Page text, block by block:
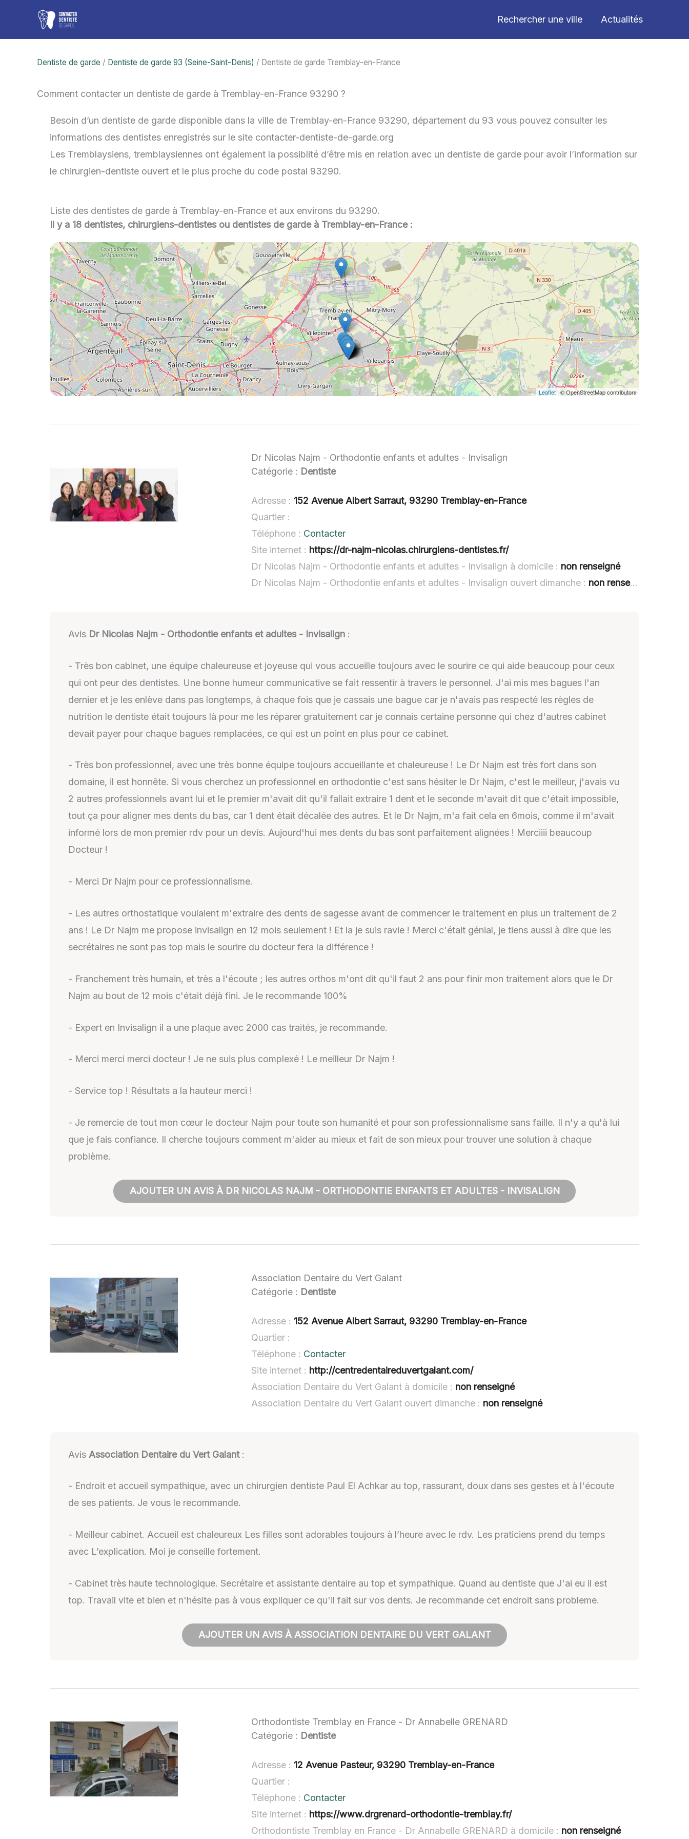
contenu
Rechercher une ville Actualités
Dentiste de garde / Dentiste de garde 93 (Seine-Saint-Denis) / Dentiste de garde Tremblay-en-France
Comment contacter un dentiste de garde à Tremblay-en-France 93290 ?
Besoin d’un dentiste de garde disponible dans la ville de Tremblay-en-France 93290, département du 93 vous pouvez consulter les
informations des dentistes enregistrés sur le site contacter-dentiste-de-garde.org
Les Tremblaysiens, tremblaysiennes ont également la possiblité d’être mis en relation avec un dentiste de garde pour avoir l’information sur
le chirurgien-dentiste ouvert et le plus proche du code postal 93290.
Liste des dentistes de garde à Tremblay-en-France et aux environs du 93290.
Il y a 18 dentistes, chirurgiens-dentistes ou dentistes de garde à Tremblay-en-France :
Leaflet| © OpenStreetMap contributors
Dr Nicolas Najm - Orthodontie enfants et adultes - Invisalign
Catégorie : Dentiste
Adresse : 152 Avenue Albert Sarraut, 93290 Tremblay-en-France
Quartier :
Téléphone : Contacter
Site internet : https://dr-najm-nicolas.chirurgiens-dentistes.fr/
Dr Nicolas Najm - Orthodontie enfants et adultes - Invisalign à domicile : non renseigné
Dr Nicolas Najm - Orthodontie enfants et adultes - Invisalign ouvert dimanche : non renseigné
Avis Dr Nicolas Najm - Orthodontie enfants et adultes - Invisalign :
- Très bon cabinet, une équipe chaleureuse et joyeuse qui vous accueille toujours avec le sourire ce qui aide beaucoup pour ceux
qui ont peur des dentistes. Une bonne humeur communicative se fait ressentir à travers le personnel. J'ai mis mes bagues l'an
dernier et je les enlève dans pas longtemps, à chaque fois que je cassais une bague car je n'avais pas respecté les règles de
nutrition le dentiste était toujours là pour me les réparer gratuitement car je connais certaine personne qui chez d'autres cabinet
devait payer pour chaque bagues remplacées, ce qui est un point en plus pour ce cabinet.
- Très bon professionnel, avec une très bonne équipe toujours accueillante et chaleureuse ! Le Dr Najm est très fort dans son
domaine, il est honnête. Si vous cherchez un professionnel en orthodontie c'est sans hésiter le Dr Najm, c'est le meilleur, j'avais vu
2 autres professionnels avant lui et le premier m'avait dit qu'il fallait extraire 1 dent et le seconde m'avait dit que c'était impossible,
tout ça pour aligner mes dents du bas, car 1 dent était décalée des autres. Et le Dr Najm, m'a fait cela en 6mois, comme il m'avait
informé lors de mon premier rdv pour un devis. Aujourd'hui mes dents du bas sont parfaitement alignées ! Merciiii beaucoup
Docteur !
- Merci Dr Najm pour ce professionnalisme.
- Les autres orthostatique voulaient m'extraire des dents de sagesse avant de commencer le traitement en plus un traitement de 2
ans ! Le Dr Najm me propose invisalign en 12 mois seulement ! Et la je suis ravie ! Merci c'était génial, je tiens aussi à dire que les
secrétaires ne sont pas top mais le sourire du docteur fera la différence !
- Franchement très humain, et très a l'écoute ; les autres orthos m'ont dit qu'il faut 2 ans pour finir mon traitement alors que le Dr
Najm au bout de 12 mois c'était déjà fini. Je le recommande 100%
- Expert en Invisalign il a une plaque avec 2000 cas traités, je recommande.
- Merci merci merci docteur ! Je ne suis plus complexé ! Le meilleur Dr Najm !
- Service top ! Résultats a la hauteur merci !
- Je remercie de tout mon cœur le docteur Najm pour toute son humanité et pour son professionnalisme sans faille. Il n'y a qu'à lui
que je fais confiance. Il cherche toujours comment m'aider au mieux et fait de son mieux pour trouver une solution à chaque
problème.
AJOUTER UN AVIS À DR NICOLAS NAJM - ORTHODONTIE ENFANTS ET ADULTES - INVISALIGN
Association Dentaire du Vert Galant
Catégorie : Dentiste
Adresse : 152 Avenue Albert Sarraut, 93290 Tremblay-en-France
Quartier :
Téléphone : Contacter
Site internet : http://centredentaireduvertgalant.com/
Association Dentaire du Vert Galant à domicile : non renseigné
Association Dentaire du Vert Galant ouvert dimanche : non renseigné
Avis Association Dentaire du Vert Galant:
- Endroit et accueil sympathique, avec un chirurgien dentiste Paul El Achkar au top, rassurant, doux dans ses gestes et à l'écoute
de ses patients. Je vous le recommande.
- Meilleur cabinet. Accueil est chaleureux Les filles sont adorables toujours à l’heure avec le rdv. Les praticiens prend du temps
avec L’explication. Moi je conseille fortement.
- Cabinet très haute technologique. Secrétaire et assistante dentaire au top et sympathique. Quand au dentiste que J'ai eu il est
top. Travail vite et bien et n'hésite pas à vous expliquer ce qu'il fait sur vos dents. Je recommande cet endroit sans probleme.
AJOUTER UN AVIS À ASSOCIATION DENTAIRE DU VERT GALANT
Orthodontiste Tremblay en France - Dr Annabelle GRENARD
Catégorie : Dentiste
Adresse : 12 Avenue Pasteur, 93290 Tremblay-en-France
Quartier :
Téléphone : Contacter
Site internet : https://www.drgrenard-orthodontie-tremblay.fr/
Orthodontiste Tremblay en France - Dr Annabelle GRENARD à domicile : non renseigné